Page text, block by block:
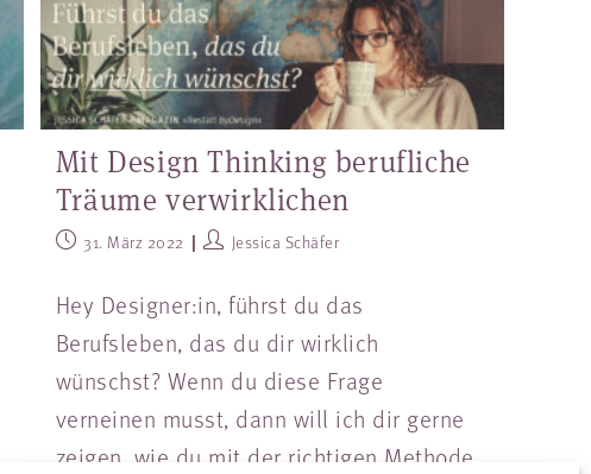
Mit Design Thinking berufliche
Träume verwirklichen
31. März 2022 Jessica Schäfer
Hey Designer:in, führst du das
Berufsleben, das du dir wirklich
wünschst? Wenn du diese Frage
verneinen musst, dann will ich dir gerne
zeigen, wie du mit der richtigen Methode